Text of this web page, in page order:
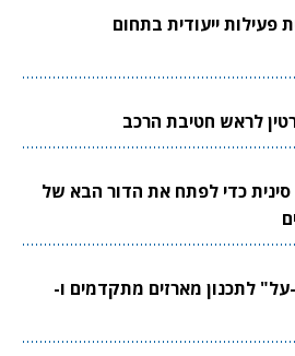
ייעודית בתחום
לראש חטיבת הרכב
כדי לפתח את הדור הבא של
על" לתכנון מארזים מתקדמים ו-